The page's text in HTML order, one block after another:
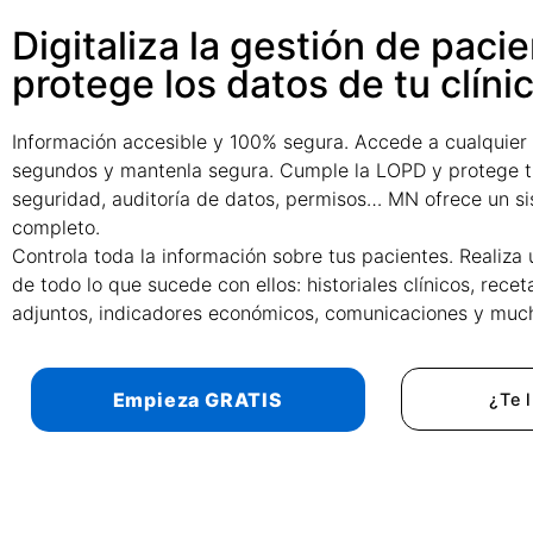
Digitaliza la gestión de
protege los datos de tu
Información accesible y 100% segura. Accede a
segundos y mantenla segura. Cumple la LOPD y protege
seguridad, auditoría de datos, permisos… MN ofrece un
completo.
Controla toda la información sobre tus pacientes. Realiza
de todo lo que sucede con ellos: historiales clínicos,
adjuntos, indicadores económicos, comunicaciones y
Empieza GRATIS ¿Te